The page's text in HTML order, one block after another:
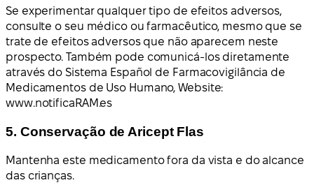
Se experimentar qualquer tipo de efeitos adversos,
consulte o seu médico ou farmacêutico, mesmo que se
trate de efeitos adversos que não aparecem neste
prospecto. Também pode comunicá-los diretamente
através do Sistema Español de Farmacovigilância de
Medicamentos de Uso Humano, Website:
www.notificaRAM.es
5. Conservação de Aricept Flas
Mantenha este medicamento fora da vista e do alcance
das crianças.